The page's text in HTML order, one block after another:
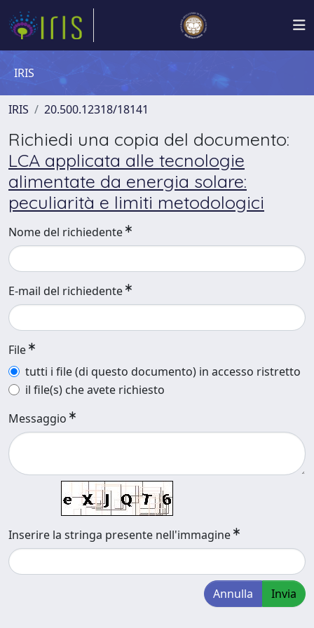
IRIS
IRIS 20.500.12318/18141
Richiedi una copia del documento:
LCA applicata alle tecnologie
alimentate da energia solare:
peculiarità e limiti metodologici
Nome del richiedente
E-mail del richiedente
File
tutti i file (di questo documento) in accesso ristretto
il file(s) che avete richiesto
Messaggio
Inserire la stringa presente nell'immagine
Annulla Invia